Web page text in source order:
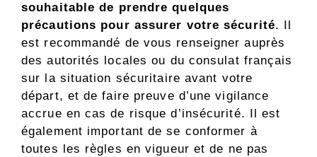
souhaitable de prendre quelques
précautions pour assurer votre sécurité. Il
est recommandé de vous renseigner auprès
des autorités locales ou du consulat français
sur la situation sécuritaire avant votre
départ, et de faire preuve d’une vigilance
accrue en cas de risque d’insécurité. Il est
également important de se conformer à
toutes les règles en vigueur et de ne pas